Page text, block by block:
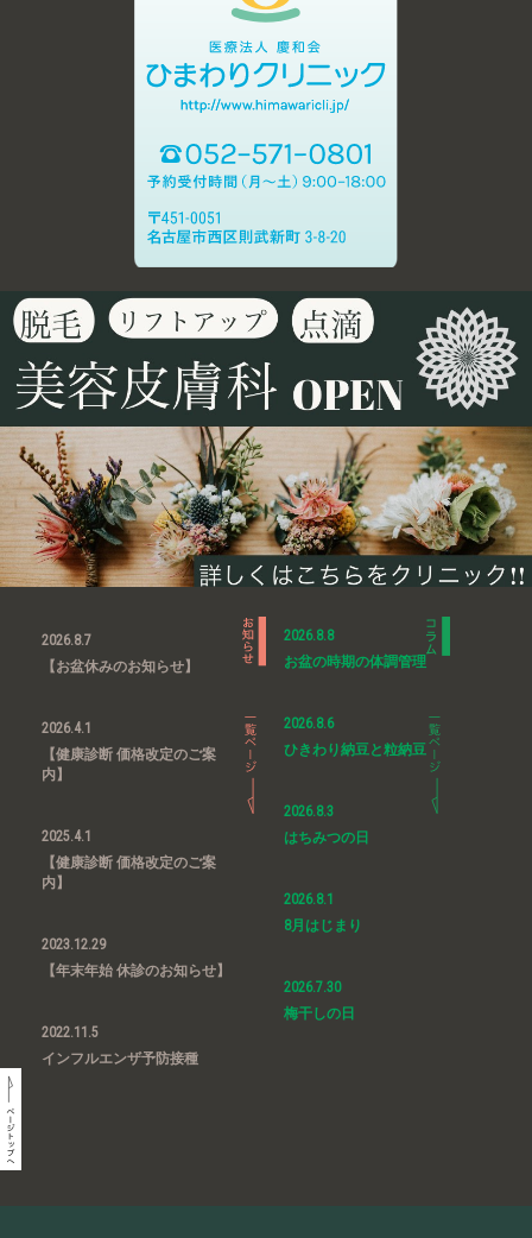
2026.8.7
【お盆休みのお知らせ】
2026.4.1
【健康診断 価格改定のご案
内】
2025.4.1
【健康診断 価格改定のご案
内】
2023.12.29
【年末年始 休診のお知らせ】
2022.11.5
インフルエンザ予防接種
2026.8.8
お盆の時期の体調管理
2026.8.6
ひきわり納豆と粒納豆
2026.8.3
はちみつの日
2026.8.1
8月はじまり
2026.7.30
梅干しの日